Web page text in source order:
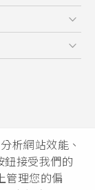
析網站效能、
鈕接受我們的
理您的偏